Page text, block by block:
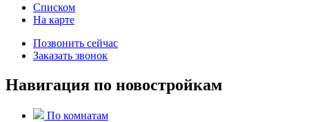
Списком
На карте
Позвонить сейчас
Заказать звонок
Навигация по новостройкам
По комнатам